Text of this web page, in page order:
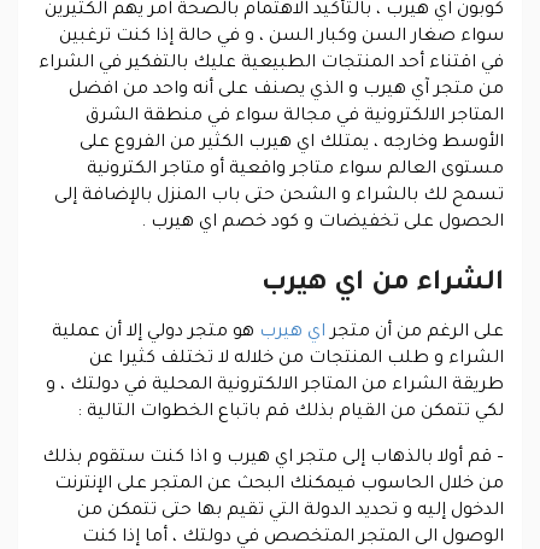
كوبون اي هيرب ، بالتأكيد الاهتمام بالصحة امر يهم الكثيرين
سواء صغار السن وكبار السن ، و في حالة إذا كنت ترغبين
في اقتناء أحد المنتجات الطبيعية عليك بالتفكير في الشراء
من متجر آي هيرب و الذي يصنف على أنه واحد من افضل
المتاجر الالكترونية في مجالة سواء في منطقة الشرق
الأوسط وخارجه ، يمتلك اي هيرب الكثير من الفروع على
مستوى العالم سواء متاجر واقعية أو متاجر الكترونية
تسمح لك بالشراء و الشحن حتى باب المنزل بالإضافة إلى
الحصول على تخفيضات و كود خصم اي هيرب .
الشراء من اي هيرب
على الرغم من أن متجر اي هيرب هو متجر دولي إلا أن عملية
الشراء و طلب المنتجات من خلاله لا تختلف كثيرا عن
طريقة الشراء من المتاجر الالكترونية المحلية في دولتك ، و
لكي تتمكن من القيام بذلك قم باتباع الخطوات التالية :
– قم أولا بالذهاب إلى متجر اي هيرب و اذا كنت ستقوم بذلك
من خلال الحاسوب فيمكنك البحث عن المتجر على الإنترنت
الدخول إليه و تحديد الدولة التي تقيم بها حتى تتمكن من
الوصول الى المتجر المتخصص في دولتك ، أما إذا كنت